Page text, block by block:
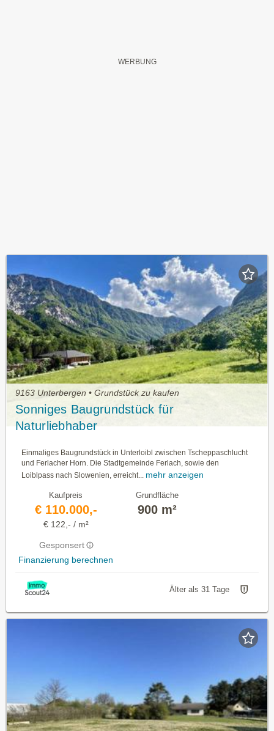
9163 Unterbergen • Grundstück zu kaufen
Sonniges Baugrundstück für
Naturliebhaber
Einmaliges Baugrundstück in Unterloibl zwischen Tscheppaschlucht
und Ferlacher Horn. Die Stadtgemeinde Ferlach, sowie den
Loiblpass nach Slowenien, erreicht... mehr anzeigen
Kaufpreis
€ 110.000,-
€ 122,- / m²
Gesponsert
Finanzierung berechnen
Grundfläche
900 m²
Älter als 31 Tage